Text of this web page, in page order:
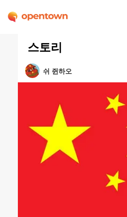
스토리
쉬 쥔하오